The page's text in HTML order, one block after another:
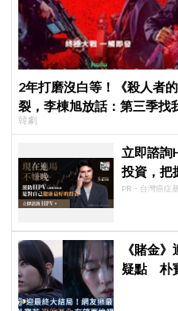
2年打磨沒白等！《殺人者
裂，李棟旭放話：第三季找
韓劇
立即諮詢
投資，把
PR・台灣癌症
《賭金
疑點 朴